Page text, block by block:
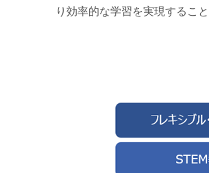
り効率的な学習を実現すること